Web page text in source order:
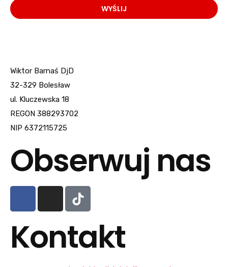
WYŚLIJ
Wiktor Barnaś DjD
32-329 Bolesław
ul. Kluczewska 18
REGON 388293702
NIP 6372115725
Obserwuj nas
Kontakt